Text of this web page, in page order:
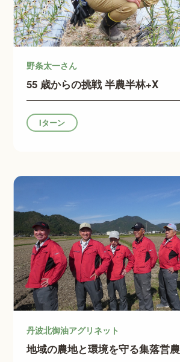
野条太一さん
55 歳からの挑戦 半農半林+X
Iターン
丹波北御油アグリネット
地域の農地と環境を守る集落営農